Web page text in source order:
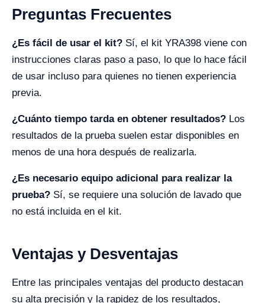
Preguntas Frecuentes
¿Es fácil de usar el kit? Sí, el kit YRA398 viene con
instrucciones claras paso a paso, lo que lo hace fácil
de usar incluso para quienes no tienen experiencia
previa.
¿Cuánto tiempo tarda en obtener resultados? Los
resultados de la prueba suelen estar disponibles en
menos de una hora después de realizarla.
¿Es necesario equipo adicional para realizar la
prueba? Sí, se requiere una solución de lavado que
no está incluida en el kit.
Ventajas y Desventajas
Entre las principales ventajas del producto destacan
su alta precisión y la rapidez de los resultados,